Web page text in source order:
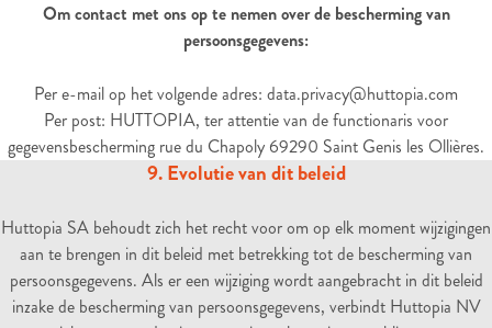
Om contact met ons op te nemen over de bescherming van
persoonsgegevens:
Per e-mail op het volgende adres: data.privacy@huttopia.com
Per post: HUTTOPIA, ter attentie van de functionaris voor
gegevensbescherming rue du Chapoly 69290 Saint Genis les Ollières.
9. Evolutie van dit beleid
Huttopia SA behoudt zich het recht voor om op elk moment wijzigingen
aan te brengen in dit beleid met betrekking tot de bescherming van
persoonsgegevens. Als er een wijziging wordt aangebracht in dit beleid
inzake de bescherming van persoonsgegevens, verbindt Huttopia NV